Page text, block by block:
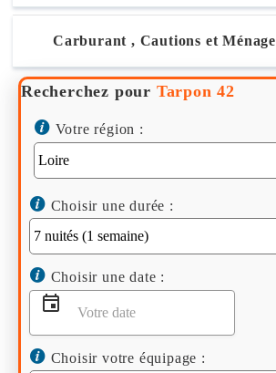
Carburant , Cautions et Ménage
Recherchez pour Tarpon 42
Votre région :
Choisir une durée :
Choisir une date :
Choisir votre équipage :